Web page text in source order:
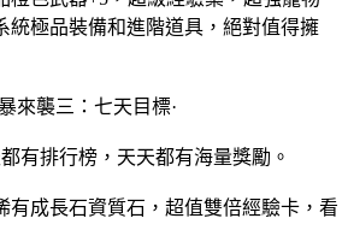
統極品裝備和進階道具，絕對值得擁
來襲三：七天目標·
有排行榜，天天都有海量獎勵。
有成長石資質石，超值雙倍經驗卡，看